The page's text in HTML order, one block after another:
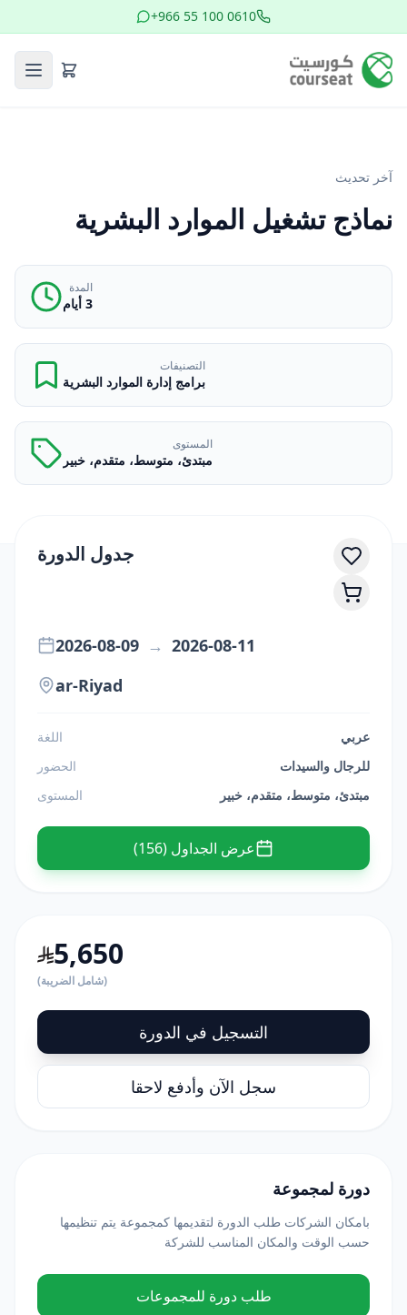
+966 55 100 0610
آخر تحديث
نماذج تشغيل الموارد البشرية
المدة
3 أيام
التصنيفات
برامج إدارة الموارد البشرية
المستوى
مبتدئ، متوسط، متقدم، خبير
جدول الدورة
2026-08-09 → 2026-08-11
ar-Riyad
عربي
اللغة
للرجال والسيدات
الحضور
مبتدئ، متوسط، متقدم، خبير
المستوى
عرض الجداول (156)
5,650
(شامل الضريبة)
التسجيل في الدورة
سجل الآن وأدفع لاحقا
دورة لمجموعة
بامكان الشركات طلب الدورة لتقديمها كمجموعة يتم تنظيمها
حسب الوقت والمكان المناسب للشركة
طلب دورة للمجموعات